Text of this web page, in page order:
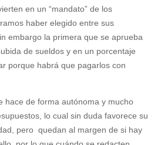
en un “mandato” de los
haber elegido entre sus
embargo la primera que se aprueba
de sueldos y en un porcentaje
porque habrá que pagarlos con
hace de forma autónoma y mucho
lo cual sin duda favorece su
pero quedan al margen de si hay